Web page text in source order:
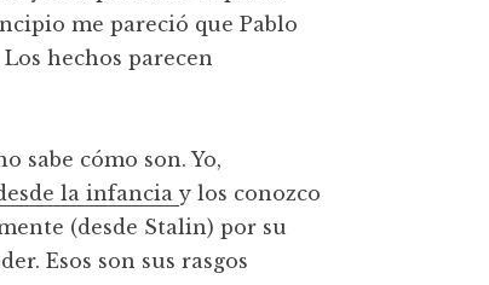
me pareció que Pablo
hechos parecen
sabe cómo son. Yo,
la infanciay los conozco
(desde Stalin) por su
Esos son sus rasgos